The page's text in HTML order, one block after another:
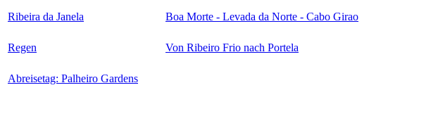
Ribeira da Janela Boa Morte - Levada da Norte - Cabo Girao
Regen Von Ribeiro Frio nach Portela
Abreisetag: Palheiro Gardens